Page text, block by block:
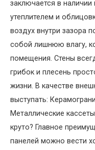
заключается в
утеплителем и
воздух внутри зазора
собой лишнюю влагу,
помещения. Стены
грибок и плесень
жизни. В качестве
выступать:
Металлические
круто? Главное
панелей можно вести